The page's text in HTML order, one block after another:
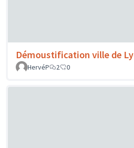
Démoustification ville de
HervéP
2 0